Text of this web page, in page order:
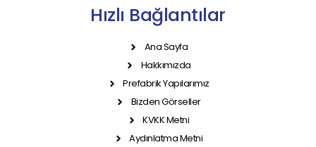
Hızlı Bağlantılar
Ana Sayfa
Hakkımızda
Prefabrik Yapılarımız
Bizden Görseller
KVKK Metni
Aydınlatma Metni